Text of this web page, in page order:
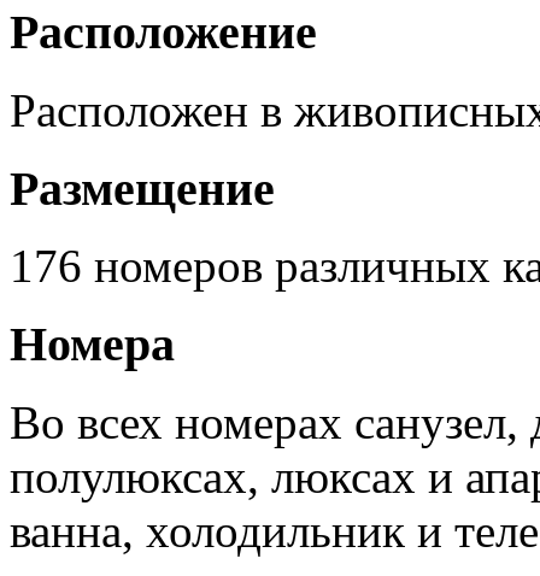
Расположение
Расположен в
Размещение
176 номеров различных
Номера
Во всех номерах
полулюксах, люксах и
ванна, холодильник и